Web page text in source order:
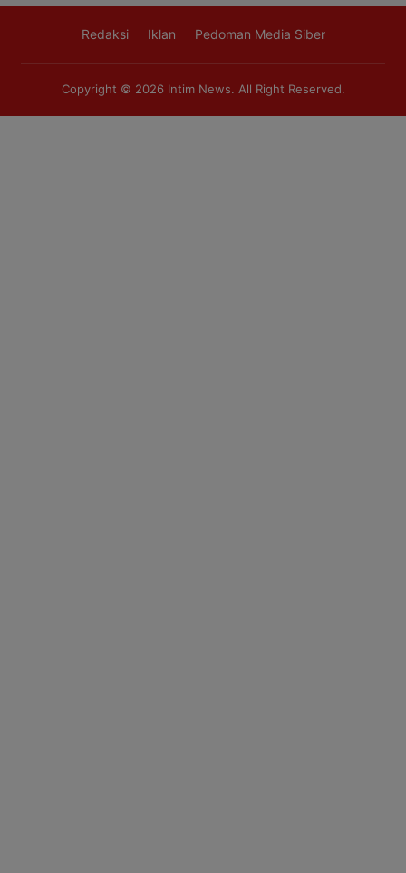
Redaksi Iklan Pedoman Media Siber
Copyright © 2026 Intim News. All Right Reserved.